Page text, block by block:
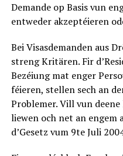
Demande op Basis vun
entweder akzeptéieren
Bei Visasdemanden aus
streng Kritären. Fir
Bezéiung mat enger
féieren, stellen sech an
Problemer. Vill vun
liewen och net an engem
d’Gesetz vum 9te Juli